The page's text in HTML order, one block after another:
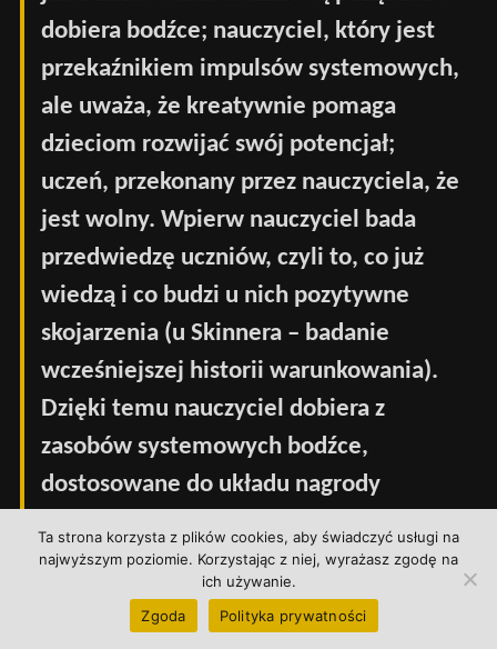
dobiera bodźce; nauczyciel, który jest
przekaźnikiem impulsów systemowych,
ale uważa, że kreatywnie pomaga
dzieciom rozwijać swój potencjał;
uczeń, przekonany przez nauczyciela, że
jest wolny. Wpierw nauczyciel bada
przedwiedzę uczniów, czyli to, co już
wiedzą i co budzi u nich pozytywne
skojarzenia (u Skinnera – badanie
wcześniejszej historii warunkowania).
Dzięki temu nauczyciel dobiera z
zasobów systemowych bodźce,
dostosowane do układu nagrody
rozpocząć się właściwa praca z
uczniami. W etapie pierwszym lekcji
nauczyciel wysyła bodziec do
Ta strona korzysta z plików cookies, aby świadczyć usługi na
najwyższym poziomie. Korzystając z niej, wyrażasz zgodę na
ich używanie.
Zgoda
Polityka prywatności